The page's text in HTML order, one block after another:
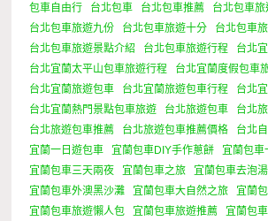
包車自由行
台北包車 台北包車推薦
台北包車旅
台北包車旅遊九份
台北包車旅遊十分
台北包車
台北包車旅遊景點介紹
台北包車旅遊行程
台北
台北宜蘭太平山包車旅遊行程
台北宜蘭度假包車
台北宜蘭旅遊包車
台北宜蘭旅遊包車行程
台北
台北宜蘭熱門景點包車旅遊
台北旅遊包車
台北
台北旅遊包車推薦
台北旅遊包車推薦價格
台北
宜蘭一日遊包車
宜蘭包車DIY手作蔥餅
宜蘭包車
宜蘭包車三天兩夜
宜蘭包車之旅 宜蘭包車去泡湯
宜蘭包車外澳黑沙灘
宜蘭包車大自然之旅
宜蘭
宜蘭包車旅遊懶人包
宜蘭包車旅遊推薦
宜蘭包